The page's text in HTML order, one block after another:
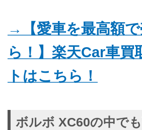
→【愛車を最高額
ら！】楽天Car車買
トはこちら！
ボルボ XC60の中で